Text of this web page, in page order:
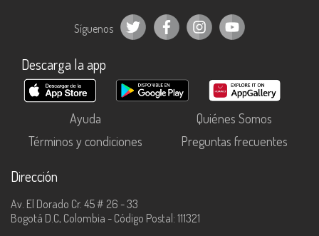
Síguenos
Descarga la app
Ayuda
Quiénes Somos
Términos y condiciones
Preguntas frecuentes
Dirección
Av. El Dorado Cr. 45 # 26 - 33
Bogotá D.C, Colombia - Código Postal: 111321